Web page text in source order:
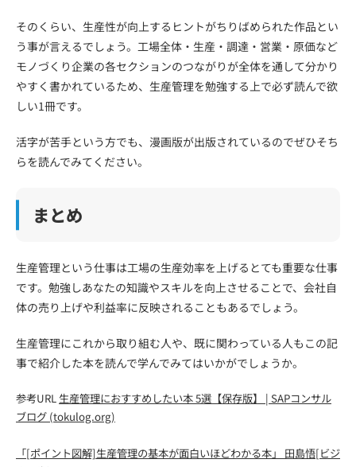
そのくらい、生産性が向上するヒントがちりばめられた作品とい
う事が言えるでしょう。工場全体・生産・調達・営業・原価など
モノづくり企業の各セクションのつながりが全体を通して分かり
やすく書かれているため、生産管理を勉強する上で必ず読んで欲
しい1冊です。
活字が苦手という方でも、漫画版が出版されているのでぜひそち
らを読んでみてください。
まとめ
生産管理という仕事は工場の生産効率を上げるとても重要な仕事
です。勉強しあなたの知識やスキルを向上させることで、会社自
体の売り上げや利益率に反映されることもあるでしょう。
生産管理にこれから取り組む人や、既に関わっている人もこの記
事で紹介した本を読んで学んでみてはいかがでしょうか。
参考URL 生産管理におすすめしたい本 5選【保存版】 | SAPコンサル
ブログ (tokulog.org)
「[ポイント図解]生産管理の基本が面白いほどわかる本」 田島悟[ビジ